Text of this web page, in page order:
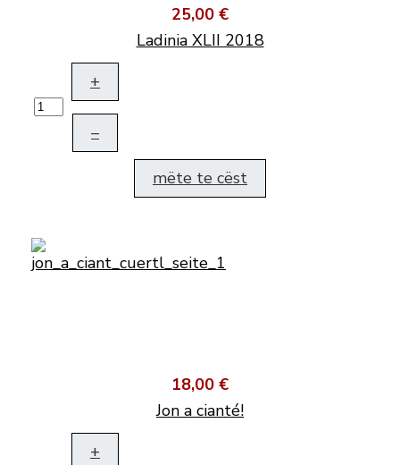
25,00 €
Ladinia XLII 2018
+
–
mëte te cëst
18,00 €
Jon a cianté!
+